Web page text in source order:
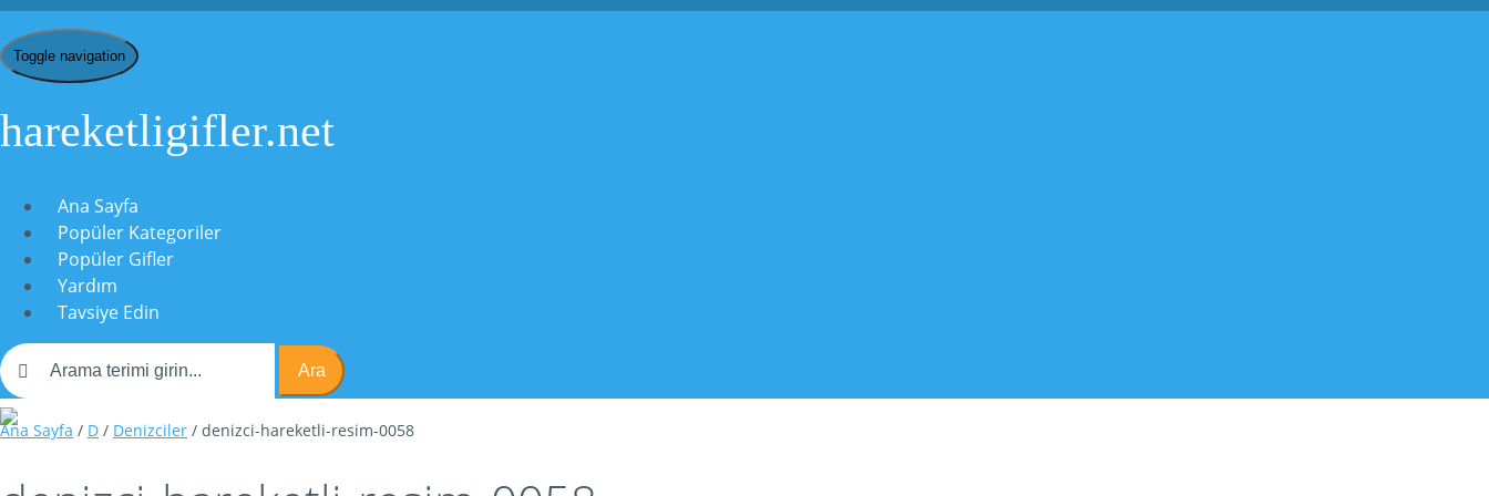
Toggle navigation
hareketligifler.net
Ana Sayfa
Popüler Kategoriler
Popüler Gifler
Yardım
Tavsiye Edin
Ara
Ana Sayfa / D / Denizciler / denizci-hareketli-resim-0058